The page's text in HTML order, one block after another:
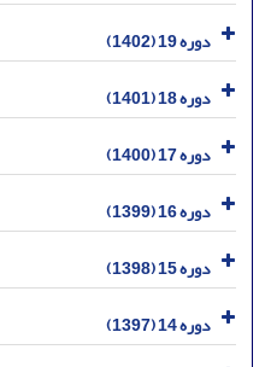
دوره 19 (1402)
دوره 18 (1401)
دوره 17 (1400)
دوره 16 (1399)
دوره 15 (1398)
دوره 14 (1397)